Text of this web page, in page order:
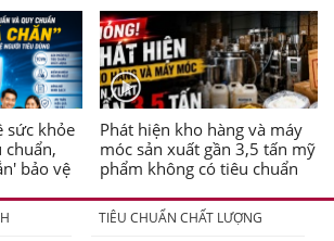
sức khỏe
chuẩn,
bảo vệ
Phát hiện kho hàng và máy
móc sản xuất gần 3,5 tấn mỹ
phẩm không có tiêu chuẩn
TIÊU CHUẨN CHẤT LƯỢNG